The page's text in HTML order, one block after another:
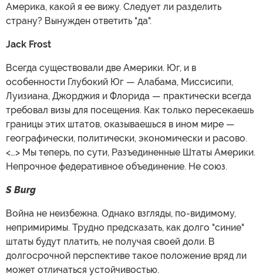
Америка, какой я ее вижу. Следует ли разделить
страну? Вынужден ответить "да".
Jack Frost
Всегда существовали две Америки. Юг, и в
особенности Глубокий Юг — Алабама, Миссисипи,
Луизиана, Джорджия и Флорида — практически всегда
требовал визы для посещения. Как только пересекаешь
границы этих штатов, оказываешься в ином мире —
географически, политически, экономически и расово.
<…> Мы теперь, по сути, Разъединенные Штаты Америки.
Непрочное федеративное объединение. Не союз.
S Burg
Война не неизбежна. Однако взгляды, по-видимому,
непримиримы. Трудно предсказать, как долго "синие"
штаты будут платить, не получая своей доли. В
долгосрочной перспективе такое положение вряд ли
может отличаться устойчивостью.